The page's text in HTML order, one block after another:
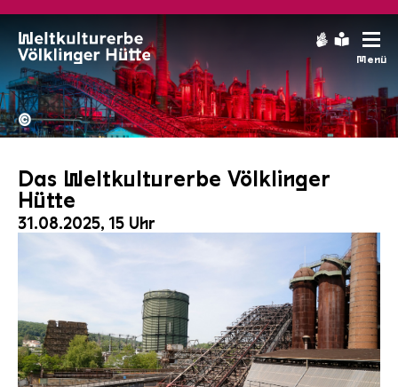
Menü
Hochofengruppe in Rot
Copyright:
©
Das Weltkulturerbe Völklinger
Hütte
31.08.2025, 15 Uhr